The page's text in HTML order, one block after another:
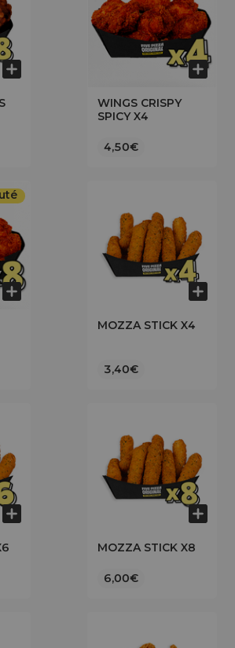
WINGS CRISPY
SPICY X4
4,50€
MOZZA STICK X4
3,40€
MOZZA STICK X8
6,00€